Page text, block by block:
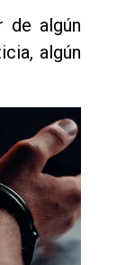
de algún
algún